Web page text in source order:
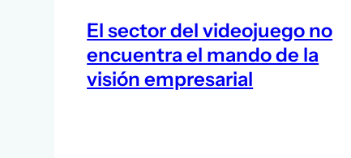
El sector del videojuego no
encuentra el mando de la
visión empresarial